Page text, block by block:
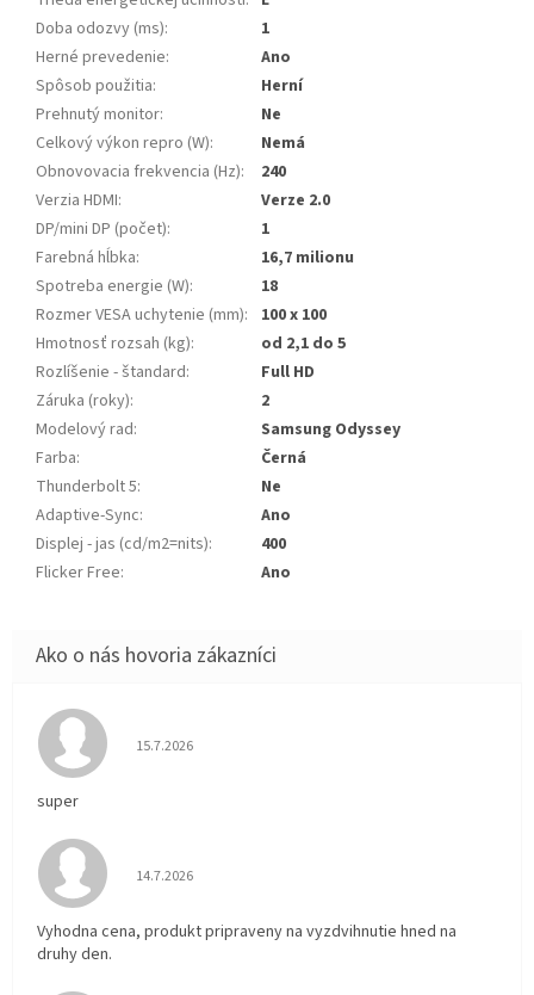
Doba odozvy (ms):
1
Herné prevedenie:
Ano
Spôsob použitia:
Herní
Prehnutý monitor:
Ne
Celkový výkon repro (W):
Nemá
Obnovovacia frekvencia (Hz):
240
Verzia HDMI:
Verze 2.0
DP/mini DP (počet):
1
Farebná hĺbka:
16,7 milionu
Spotreba energie (W):
18
Rozmer VESA uchytenie (mm):
100 x 100
Hmotnosť rozsah (kg):
od 2,1 do 5
Rozlíšenie - štandard:
Full HD
Záruka (roky):
2
Modelový rad:
Samsung Odyssey
Farba:
Černá
Thunderbolt 5:
Ne
Adaptive-Sync:
Ano
Displej - jas (cd/m2=nits):
400
Flicker Free: Ano
Hodnotenie obchodu je 5 z 5 hviezdičiek.
15.7.2026
super
Hodnotenie obchodu je 5 z 5 hviezdičiek.
14.7.2026
Vyhodna cena, produkt pripraveny na vyzdvihnutie hned na
druhy den.